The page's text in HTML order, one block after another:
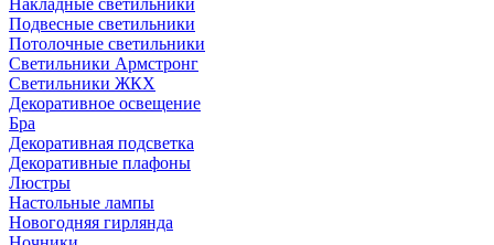
Накладные светильники
Подвесные светильники
Потолочные светильники
Светильники Армстронг
Светильники ЖКХ
Декоративное освещение
Бра
Декоративная подсветка
Декоративные плафоны
Люстры
Настольные лампы
Новогодняя гирлянда